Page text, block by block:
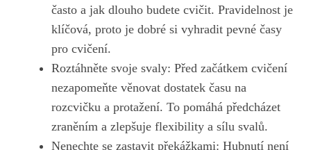
často a jak ⁤dlouho budete cvičit. Pravidelnost je
klíčová, proto je⁤ dobré si vyhradit pevné ​časy
pro cvičení.
Roztáhněte svoje svaly: ⁢Před začátkem cvičení
nezapomeňte věnovat dostatek času na
rozcvičku​ a protažení. To pomáhá předcházet
⁢zraněním a zlepšuje flexibility a sílu svalů.
Nenechte se zastavit překážkami: Hubnutí není